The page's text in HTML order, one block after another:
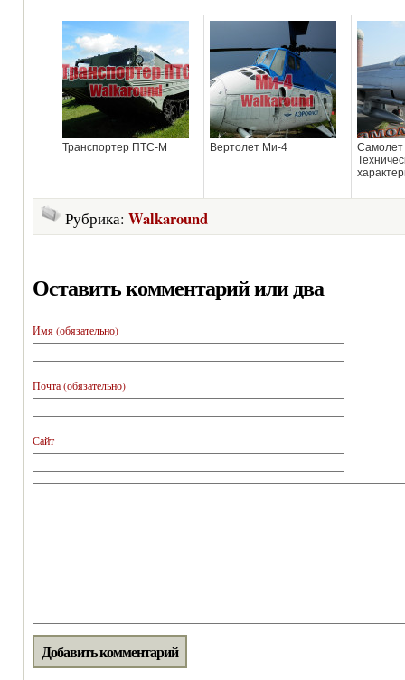
Транспортер ПТС-М Вертолет Ми-4
Рубрика: Walkaround
Оставить комментарий или два
Имя (обязательно)
Почта (обязательно)
Сайт